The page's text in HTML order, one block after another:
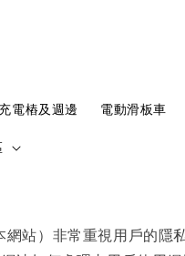
電樁及週邊 電動滑板車
站）非常重視用戶的隱